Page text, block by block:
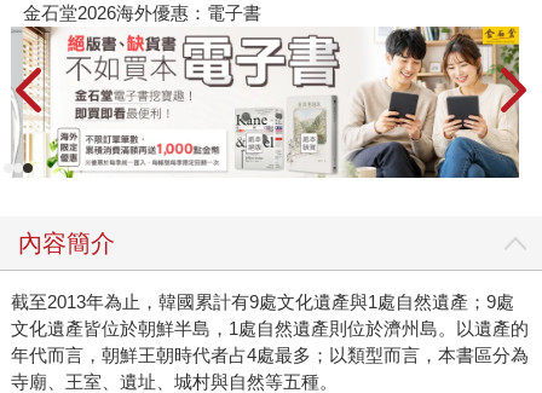
金石堂2026海外優惠：電子書
內容簡介
截至2013年為止，韓國累計有9處文化遺產與1處自然遺產；9處
文化遺產皆位於朝鮮半島，1處自然遺產則位於濟州島。以遺產的
年代而言，朝鮮王朝時代者占4處最多；以類型而言，本書區分為
寺廟、王室、遺址、城村與自然等五種。